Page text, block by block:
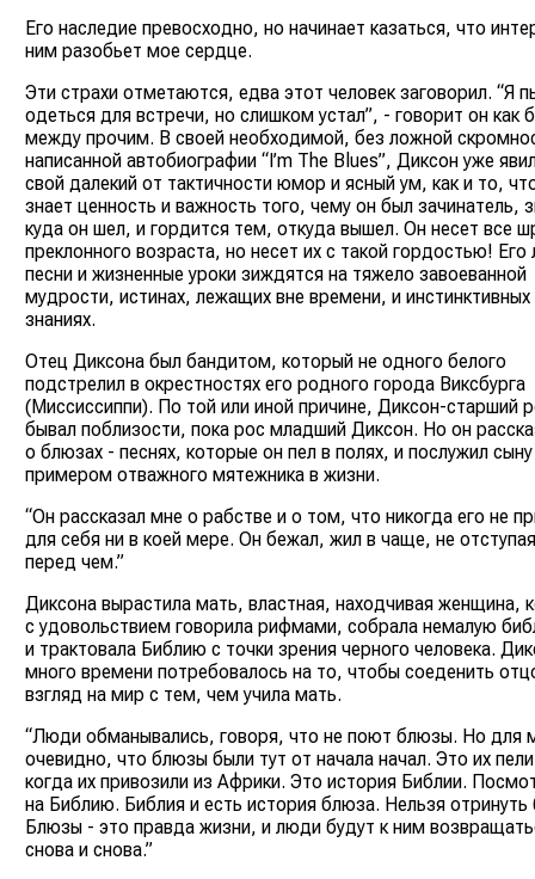
Его наследие превосходно, но начинает казаться, что
ним разобьет мое сердце.
Эти страхи отметаются, едва этот человек заговорил. “Я
одеться для встречи, но слишком устал”, - говорит он как
между прочим. В своей необходимой, без ложной
написанной автобиографии “I’m The Blues”, Диксон уже
свой далекий от тактичности юмор и ясный ум, как и то,
знает ценность и важность того, чему он был зачинатель,
куда он шел, и гордится тем, откуда вышел. Он несет все
преклонного возраста, но несет их с такой гордостью! Его
песни и жизненные уроки зиждятся на тяжело завоеванной
мудрости, истинах, лежащих вне времени, и инстинктивных
знаниях.
Отец Диксона был бандитом, который не одного белого
подстрелил в окрестностях его родного города Виксбурга
(Миссиссиппи). По той или иной причине, Диксон-старший
бывал поблизости, пока рос младший Диксон. Но он
о блюзах - песнях, которые он пел в полях, и послужил сыну
примером отважного мятежника в жизни.
“Он рассказал мне о рабстве и о том, что никогда его не
для себя ни в коей мере. Он бежал, жил в чаще, не
перед чем.”
Диксона вырастила мать, властная, находчивая женщина,
с удовольствием говорила рифмами, собрала немалую
и трактовала Библию с точки зрения черного человека.
много времени потребовалось на то, чтобы соеденить
взгляд на мир с тем, чем учила мать.
“Люди обманывались, говоря, что не поют блюзы. Но для
очевидно, что блюзы были тут от начала начал. Это их
когда их привозили из Африки. Это история Библии.
на Библию. Библия и есть история блюза. Нельзя
Блюзы - это правда жизни, и люди будут к ним
снова и снова.”